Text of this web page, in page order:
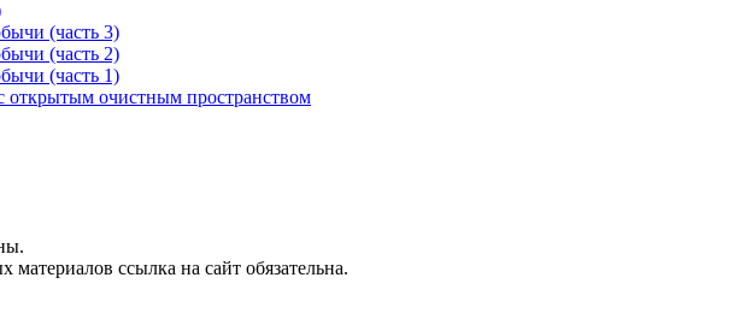
(часть 3)
(часть 2)
(часть 1)
открытым очистным пространством
ссылка на сайт обязательна.